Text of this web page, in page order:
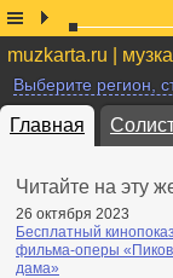
muzkarta.ru |
Выберите регион,
Главная
Читайте на эту
26 октября 2023
Бесплатный кинопоказ
фильма-оперы
дама»